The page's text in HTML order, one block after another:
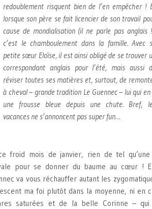
redoublement risquent bien de l’en empêcher !
lorsque son père se fait licencier de son travail
cause de mondialisation (il ne parle pas anglais
c’est le chamboulement dans la famille. Avec
petite sœur Eloïse, il est ainsi obligé de se trouver
correspondant anglais pour l’été, mais aussi
réviser toutes ses matières et, surtout, de
à cheval – grande tradition Le Guennec – lui qui en
une frousse bleue depuis une chute. Bref,
vacances ne s’annoncent pas super fun…
froid mois de janvier, rien de tel
pour se donner du baume au cœur !
va vous réchauffer autant les
ma foi plutôt dans la moyenne, ni en
saturées et de la belle Corinne –